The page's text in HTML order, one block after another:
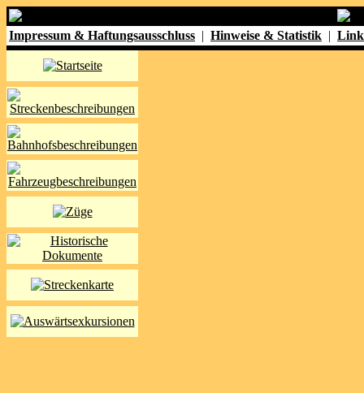
Impressum & Haftungsausschluss | Hinweise & Statistik |